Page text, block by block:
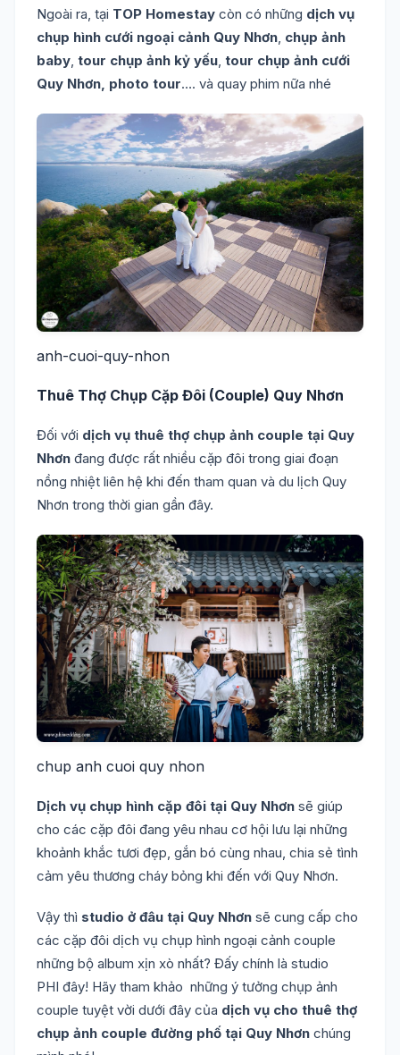
Ngoài ra, tại TOP Homestay còn có những dịch vụ
chụp hình cưới ngoại cảnh Quy Nhơn, chụp ảnh
baby, tour chụp ảnh kỷ yếu, tour chụp ảnh cưới
Quy Nhơn, photo tour…. và quay phim nữa nhé
anh-cuoi-quy-nhon
Thuê Thợ Chụp Cặp Đôi (Couple) Quy Nhơn
Đối với dịch vụ thuê thợ chụp ảnh couple tại Quy
Nhơn đang được rất nhiều cặp đôi trong giai đoạn
nồng nhiệt liên hệ khi đến tham quan và du lịch Quy
Nhơn trong thời gian gần đây.
chup anh cuoi quy nhon
Dịch vụ chụp hình cặp đôi tại Quy Nhơn sẽ giúp
cho các cặp đôi đang yêu nhau cơ hội lưu lại những
khoảnh khắc tươi đẹp, gắn bó cùng nhau, chia sẻ tình
cảm yêu thương cháy bỏng khi đến với Quy Nhơn.
Vậy thì studio ở đâu tại Quy Nhơn sẽ cung cấp cho
các cặp đôi dịch vụ chụp hình ngoại cảnh couple
những bộ album xịn xò nhất? Đấy chính là studio
PHI đây! Hãy tham khảo những ý tưởng chụp ảnh
couple tuyệt vời dưới đây của dịch vụ cho thuê thợ
chụp ảnh couple đường phố tại Quy Nhơn chúng